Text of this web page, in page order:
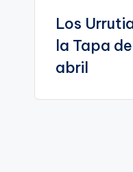
de
Los
la Tapa
abril